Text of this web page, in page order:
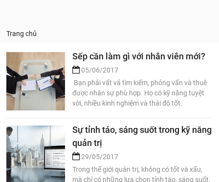
Trang chủ
Sếp cần làm gì với nhân viên mới?
05/06/2017
Bạn phải vất vả tìm kiếm, phỏng vấn và thuê
được nhân sự phù hợp. Họ có kỹ năng tuyệt
vời, nhiều kinh nghiệm và thái độ tốt.
Sự tỉnh táo, sáng suốt trong kỹ năng
quản trị
29/05/2017
Trong thế giới quản trị, không có tốt và xấu,
mà chỉ có những lựa chọn tỉnh táo, sáng suốt,